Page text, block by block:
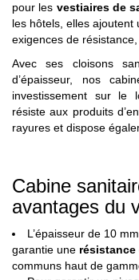
pour les vestiaires de
les hôtels, elles
exigences de
Avec ses cloisons
d’épaisseur, nos
investissement sur le
résiste aux produits
rayures et dispose
Cabine
avantages du
L’épaisseur de 10
garantie une
communs haut de